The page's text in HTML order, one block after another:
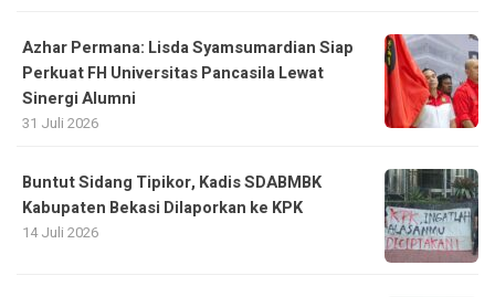
Azhar Permana: Lisda Syamsumardian Siap
Perkuat FH Universitas Pancasila Lewat
Sinergi Alumni
31 Juli 2026
Buntut Sidang Tipikor, Kadis SDABMBK
Kabupaten Bekasi Dilaporkan ke KPK
14 Juli 2026